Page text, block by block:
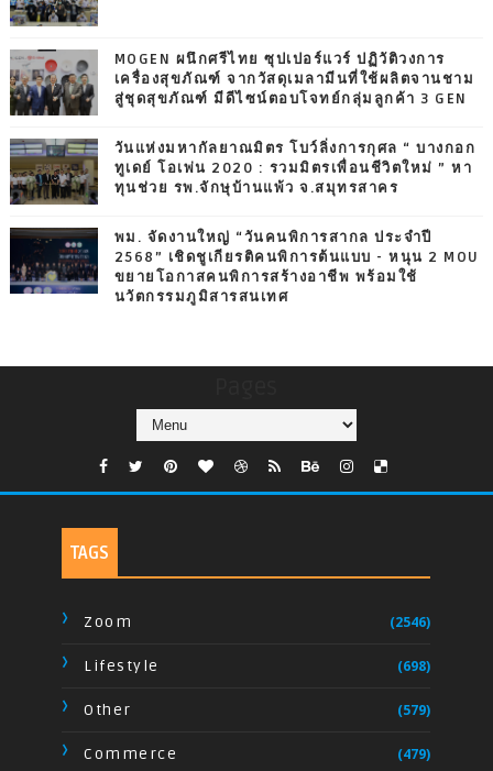
MOGEN ผนึกศรีไทย ซุปเปอร์แวร์ ปฏิวัติวงการ
เครื่องสุขภัณฑ์ จากวัสดุเมลามีนที่ใช้ผลิตจานชาม
สู่ชุดสุขภัณฑ์ มีดีไซน์ตอบโจทย์กลุ่มลูกค้า 3 GEN
วันแห่งมหากัลยาณมิตร โบว์ลิ่งการกุศล “ บางกอก
ทูเดย์ โอเพ่น 2020 : รวมมิตรเพื่อนชีวิตใหม่ ” หา
ทุนช่วย รพ.จักษุบ้านแพ้ว จ.สมุทรสาคร
พม. จัดงานใหญ่ “วันคนพิการสากล ประจำปี
2568” เชิดชูเกียรติคนพิการต้นแบบ - หนุน 2 MOU
ขยายโอกาสคนพิการสร้างอาชีพ พร้อมใช้
นวัตกรรมภูมิสารสนเทศ
TAGS
Zoom (2546)
Lifestyle (698)
Other (579)
Commerce (479)